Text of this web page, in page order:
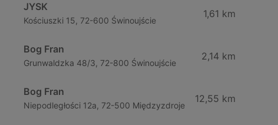
JYSK
Kościuszki 15, 72-600 Świnoujście
1,61 km
Bog Fran
Grunwaldzka 48/3, 72-800 Świnoujście
2,14 km
Bog Fran
Niepodległości 12a, 72-500 Międzyzdroje
12,55 km